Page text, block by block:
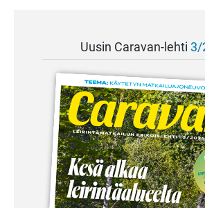
Uusin Caravan-lehti 3/